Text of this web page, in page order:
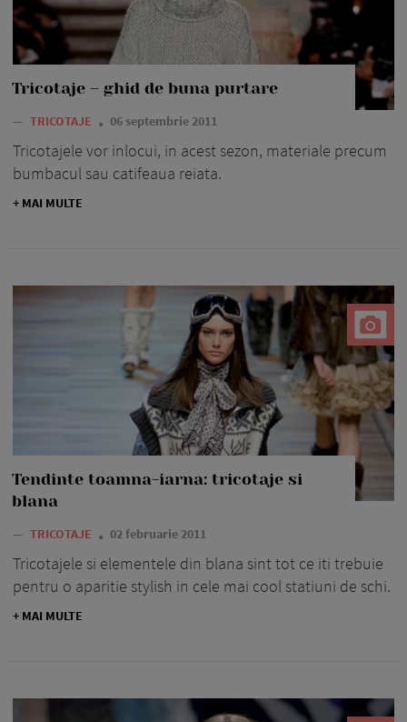
Tricotaje – ghid de buna purtare
— TRICOTAJE 06 septembrie 2011
Tricotajele vor inlocui, in acest sezon, materiale precum
bumbacul sau catifeaua reiata.
+ MAI MULTE
Tendinte toamna-iarna: tricotaje si
blana
— TRICOTAJE 02 februarie 2011
Tricotajele si elementele din blana sint tot ce iti trebuie
pentru o aparitie stylish in cele mai cool statiuni de schi.
+ MAI MULTE